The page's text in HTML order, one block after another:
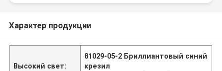
Характер продукции
Высокий свет:
81029-05-2 Бриллиантовый синий
крезил